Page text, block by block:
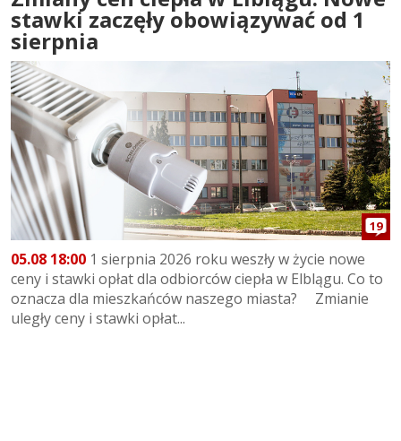
stawki zaczęły obowiązywać od 1
sierpnia
19
05.08 18:00 1 sierpnia 2026 roku weszły w życie nowe
ceny i stawki opłat dla odbiorców ciepła w Elblągu. Co to
oznacza dla mieszkańców naszego miasta? Zmianie
uległy ceny i stawki opłat...